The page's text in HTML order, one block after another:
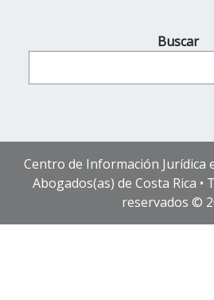
Buscar
Centro de Información Jurídica
Abogados(as) de Costa Rica •
reservados ©